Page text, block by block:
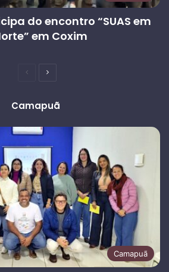
do encontro “SUAS em
em Coxim
PáginaPróxima
Camapuã
Camapuã